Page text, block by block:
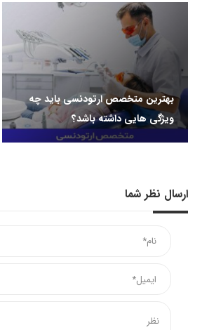
بهترین متخصص ارتودنسی باید چه
ویژگی هایی داشته باشد؟
ارسال نظر شما